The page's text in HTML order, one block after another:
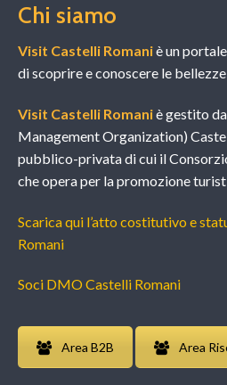
Chi siamo
Visit Castelli Romaniè un
di scoprire e conoscere le
Visit Castelli Romaniè gestito
Management Organization)
pubblico-privata di cui il
che opera per la promozione
Scarica qui l’atto costitutivo e
Romani
Soci DMO Castelli Romani
Area B2B Area